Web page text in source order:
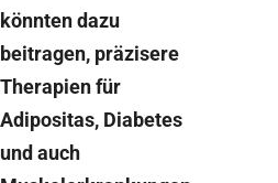
könnten dazu
beitragen, präzisere
Therapien für
Adipositas, Diabetes
und auch